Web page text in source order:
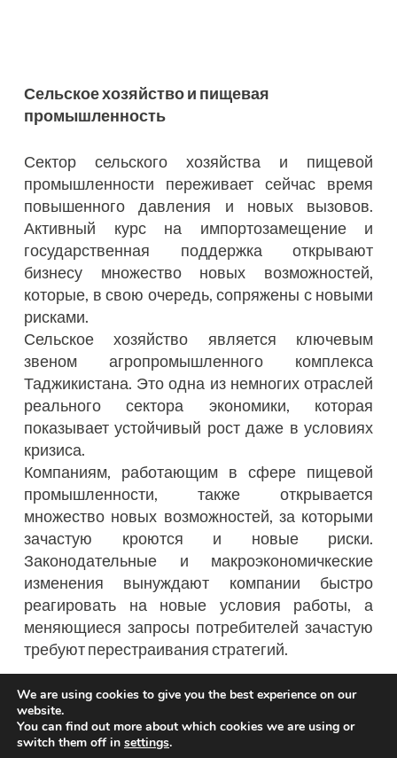
Сельское хозяйство и пищевая
промышленность
Сектор сельского хозяйства и пищевой
промышленности переживает сейчас время
повышенного давления и новых вызовов.
Активный курс на импортозамещение и
государственная поддержка открывают
бизнесу множество новых возможностей,
которые, в свою очередь, сопряжены с новыми
рисками.
Сельское хозяйство является ключевым
звеном агропромышленного комплекса
Таджикистана. Это одна из немногих отраслей
реального сектора экономики, которая
показывает устойчивый рост даже в условиях
кризиса.
Компаниям, работающим в сфере пищевой
промышленности, также открывается
множество новых возможностей, за которыми
зачастую кроются и новые риски.
Законодательные и макроэкономичкеские
изменения вынуждают компании быстро
реагировать на новые условия работы, а
меняющиеся запросы потребителей зачастую
требуют перестраивания стратегий.
Высококвалифицированные специалисты HLB
Таджикистан работают в тесном
сотрудничестве друг с другом и с нашими
We are using cookies to give you the best experience on our
website.
You can find out more about which cookies we are using or
switch them off in settings.